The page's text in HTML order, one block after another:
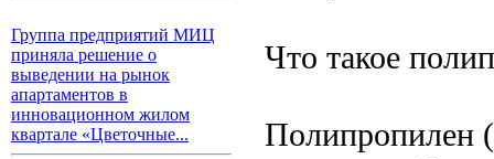
Группа предприятий МИЦ
приняла решение о
выведении на рынок
апартаментов в
инновационном жилом
квартале «Цветочные...
Что такое
Полипропилен